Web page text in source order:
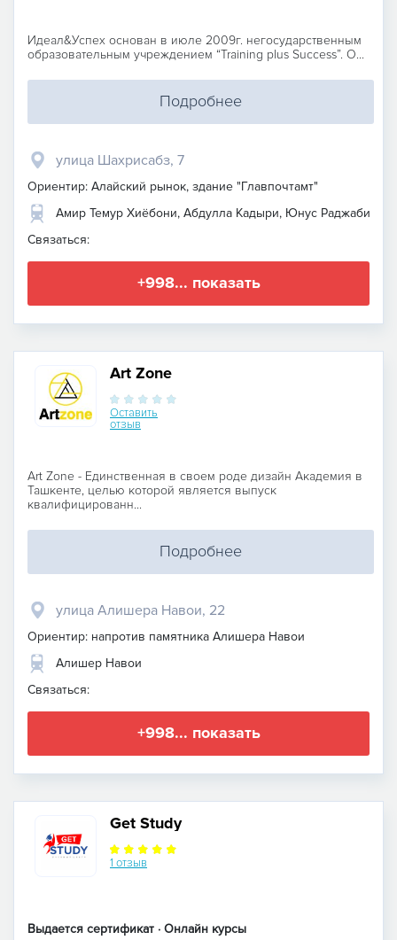
Идеал&Успех основан в июле 2009г. негосударственным
образовательным учреждением “Training plus Success”. О...
Подробнее
улица Шахрисабз, 7
Ориентир: Алайский рынок, здание "Главпочтамт"
Амир Темур Хиёбони, Абдулла Кадыри, Юнус Раджаби
Связаться:
+998... показать
Art Zone
Оставить
отзыв
Art Zone - Единственная в своем роде дизайн Академия в
Ташкенте, целью которой является выпуск
квалифицированн...
Подробнее
улица Алишера Навои, 22
Ориентир: напротив памятника Алишера Навои
Алишер Навои
Связаться:
+998... показать
Get Study
1 отзыв
Выдается сертификат · Онлайн курсы